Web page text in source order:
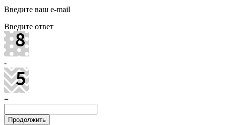
Введите ваш e-mail
Введите ответ
-
=